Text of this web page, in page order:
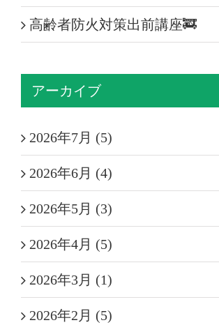
高齢者防火対策出前講座🚒
アーカイブ
2026年7月 (5)
2026年6月 (4)
2026年5月 (3)
2026年4月 (5)
2026年3月 (1)
2026年2月 (5)